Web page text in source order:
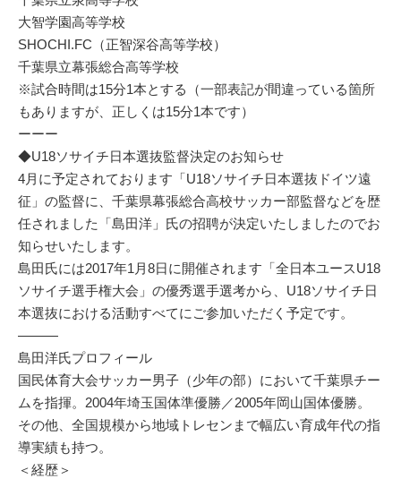
大智学園高等学校
SHOCHI.FC（正智深谷高等学校）
千葉県立幕張総合高等学校
※試合時間は15分1本とする（一部表記が間違っている箇所
もありますが、正しくは15分1本です）
ーーー
◆U18ソサイチ日本選抜監督決定のお知らせ
4月に予定されております「U18ソサイチ日本選抜ドイツ遠
征」の監督に、千葉県幕張総合高校サッカー部監督などを歴
任されました「島田洋」氏の招聘が決定いたしましたのでお
知らせいたします。
島田氏には2017年1月8日に開催されます「全日本ユースU18
ソサイチ選手権大会」の優秀選手選考から、U18ソサイチ日
本選抜における活動すべてにご参加いただく予定です。
―――
島田洋氏プロフィール
国民体育大会サッカー男子（少年の部）において千葉県チー
ムを指揮。2004年埼玉国体準優勝／2005年岡山国体優勝。
その他、全国規模から地域トレセンまで幅広い育成年代の指
導実績も持つ。
＜経歴＞